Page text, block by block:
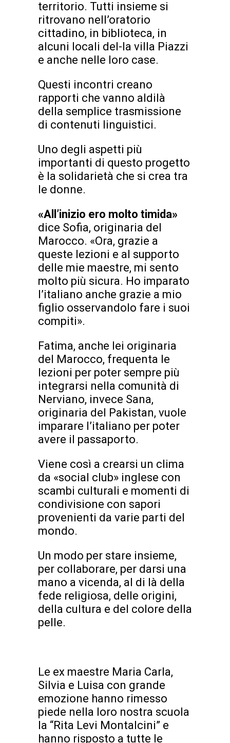
territorio. Tutti insieme si
ritrovano nell’oratorio
cittadino, in biblioteca, in
alcuni locali del-la villa Piazzi
e anche nelle loro case.
Questi incontri creano
rapporti che vanno aldilà
della semplice trasmissione
di contenuti linguistici.
Uno degli aspetti più
importanti di questo progetto
è la solidarietà che si crea tra
le donne.
«All’inizio ero molto timida»
dice Sofia, originaria del
Marocco. «Ora, grazie a
queste lezioni e al supporto
delle mie maestre, mi sento
molto più sicura. Ho imparato
l’italiano anche grazie a mio
figlio osservandolo fare i suoi
compiti».
Fatima, anche lei originaria
del Marocco, frequenta le
lezioni per poter sempre più
integrarsi nella comunità di
Nerviano, invece Sana,
originaria del Pakistan, vuole
imparare l’italiano per poter
avere il passaporto.
Viene così a crearsi un clima
da «social club» inglese con
scambi culturali e momenti di
condivisione con sapori
provenienti da varie parti del
mondo.
Un modo per stare insieme,
per collaborare, per darsi una
mano a vicenda, al di là della
fede religiosa, delle origini,
della cultura e del colore della
pelle.
Le ex maestre Maria Carla,
Silvia e Luisa con grande
emozione hanno rimesso
piede nella loro nostra scuola
la “Rita Levi Montalcini” e
hanno risposto a tutte le